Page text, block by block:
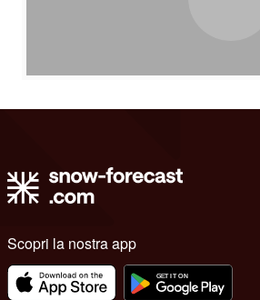
Scopri la nostra app